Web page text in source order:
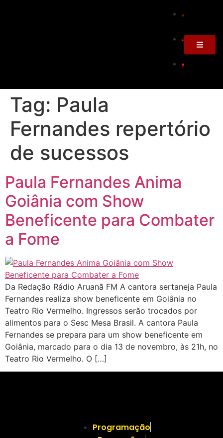
Tag: Paula
Fernandes repertório
de sucessos
Paula Fernandes Anima
Goiânia com Show
Beneficente para Combater
a Fome
Da Redação Rádio Aruanã FM A cantora sertaneja Paula
Fernandes realiza show beneficente em Goiânia no
Teatro Rio Vermelho. Ingressos serão trocados por
alimentos para o Sesc Mesa Brasil. A cantora Paula
Fernandes se prepara para um show beneficente em
Goiânia, marcado para o dia 13 de novembro, às 21h, no
Teatro Rio Vermelho. O […]
Programação